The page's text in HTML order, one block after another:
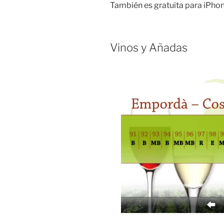
También es gratuita para
Vinos y Añadas